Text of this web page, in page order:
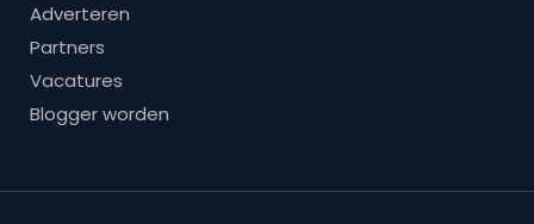
Adverteren
Partners
Vacatures
Blogger worden